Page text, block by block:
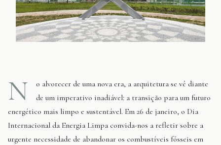
N
o alvorecer de uma nova era, a arquitetura se vê diante
de um imperativo inadiável: a transição para um futuro
energético mais limpo e sustentável. Em 26 de janeiro, o Dia
Internacional da Energia Limpa convida-nos a refletir sobre a
urgente necessidade de abandonar os combustíveis fósseis em